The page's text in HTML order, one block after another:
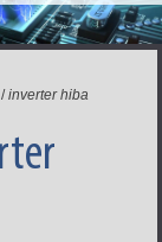
/inverter hiba